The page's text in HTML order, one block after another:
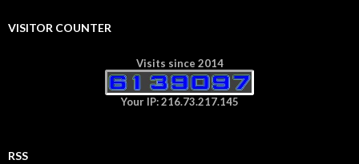
VISITOR COUNTER
Visits since 2014
Your IP: 216.73.217.145
RSS